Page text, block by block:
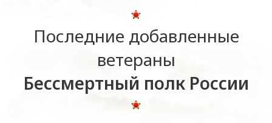
Последние добавленные
ветераны
Бессмертный полк России